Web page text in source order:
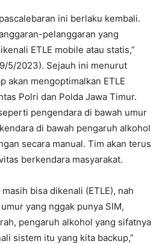
ini berlaku kembali.
pelanggaran yang
ETLE mobile atau statis,”
5/2023). Sejauh ini menurut
akan mengoptimalkan ETLE
Polri dan Polda Jawa Timur.
pengendara di bawah umur
di bawah pengaruh alkohol
secara manual. Tim akan terus
berkendara masyarakat.
bisa dikenali (ETLE), nah
yang nggak punya SIM,
pengaruh alkohol yang sifatnya
sistem itu yang kita backup,”